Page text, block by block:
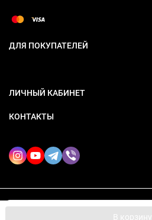
В корзину
ДЛЯ ПОКУПАТЕЛЕЙ
ЛИЧНЫЙ КАБИНЕТ
КОНТАКТЫ